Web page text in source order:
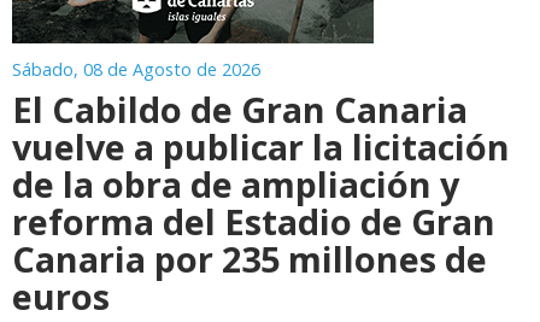
Sábado, 08 de Agosto de 2026
El Cabildo de Gran Canaria
vuelve a publicar la licitación
de la obra de ampliación y
reforma del Estadio de Gran
Canaria por 235 millones de
euros